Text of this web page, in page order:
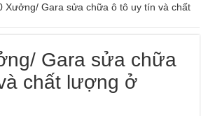
Xưởng/ Gara sửa chữa ô tô uy tín và chất
Gara sửa chữa
chất lượng ở